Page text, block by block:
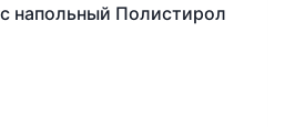
напольный Полистирол